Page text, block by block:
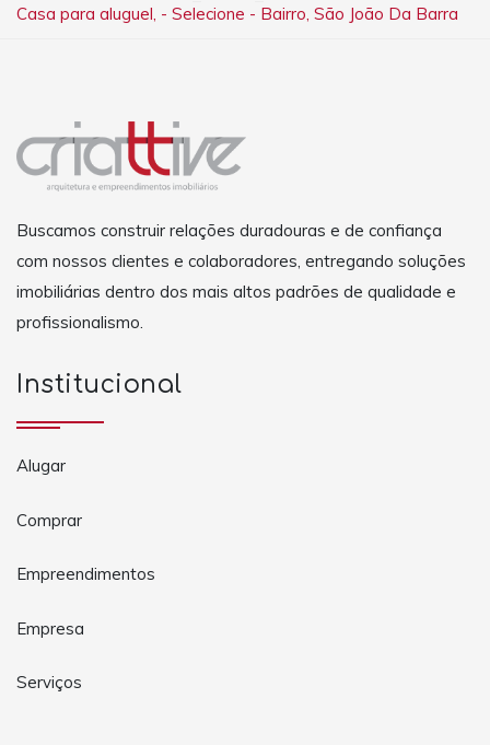
Casa para aluguel, - Selecione - Bairro, São João Da Barra
Buscamos construir relações duradouras e de confiança
com nossos clientes e colaboradores, entregando soluções
imobiliárias dentro dos mais altos padrões de qualidade e
profissionalismo.
Institucional
Alugar
Comprar
Empreendimentos
Empresa
Serviços